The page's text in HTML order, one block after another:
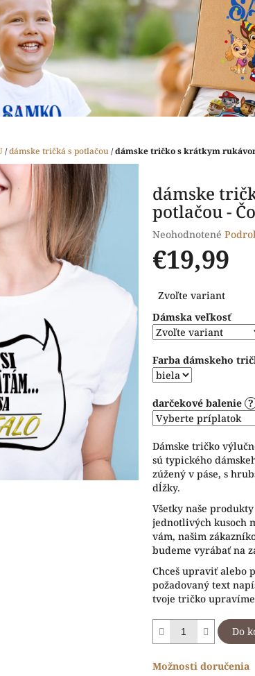
/dámske tričká s potlačou/dámske tričko s krátkym
dámske
potlačou -
Priemerné
hodnotenie
produktu
0,0
5
hviezdičiek.
Neohodnotené
€19,99
cena:
Zvoľte variant
Dámska veľkosť
Farba dámskeho
darčekové balenie ?
Dámske tričko
sú typického
zúžený v páse, s
dĺžky.
Všetky naše
jednotlivých kusoch
vám, našim
budeme vyrábať na
Chceš upraviť alebo
požadovaný text
tvoje tričko
Do
Možnosti doručenia